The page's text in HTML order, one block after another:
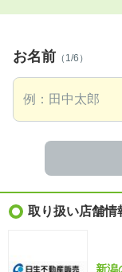
お名前 （1/6）
取り扱い店舗情
新潟